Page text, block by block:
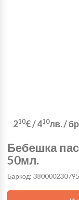
210€/410лв./
Бебешка
50мл.
Баркод: